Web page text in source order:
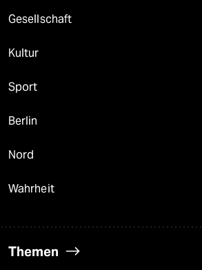
Gesellschaft
Kultur
Sport
Berlin
Nord
Wahrheit
Themen